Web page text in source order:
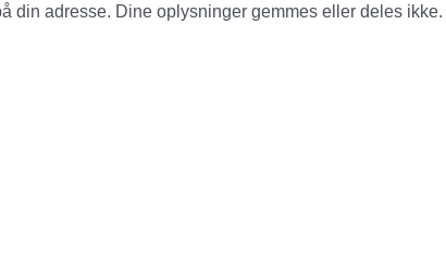
din adresse. Dine oplysninger gemmes eller deles ikke.